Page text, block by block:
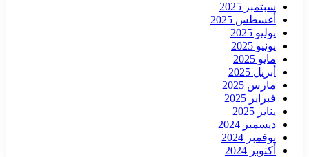
سبتمبر 2025
أغسطس 2025
يوليو 2025
يونيو 2025
مايو 2025
أبريل 2025
مارس 2025
فبراير 2025
يناير 2025
ديسمبر 2024
نوفمبر 2024
أكتوبر 2024